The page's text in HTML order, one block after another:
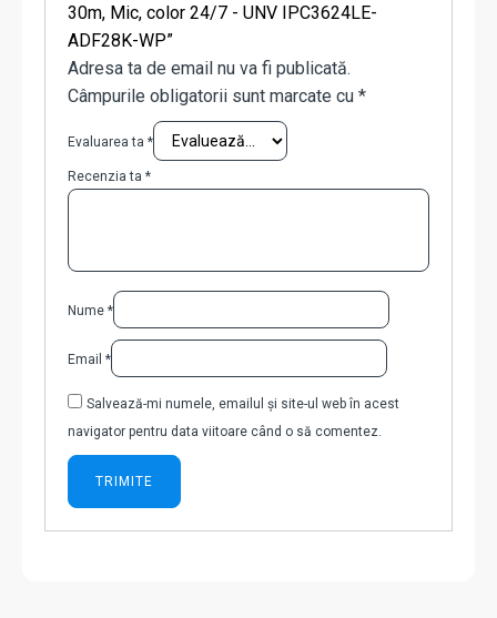
30m, Mic, color 24/7 - UNV IPC3624LE-
ADF28K-WP”
Adresa ta de email nu va fi publicată.
Câmpurile obligatorii sunt marcate cu *
Evaluarea ta *
Recenzia ta *
Nume *
Email *
Salvează-mi numele, emailul și site-ul web în acest
navigator pentru data viitoare când o să comentez.